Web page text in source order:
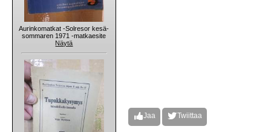
Aurinkomatkat -Solresor kesä-
sommaren 1971 -matkaesite
Näytä
Jaa Twiittaa